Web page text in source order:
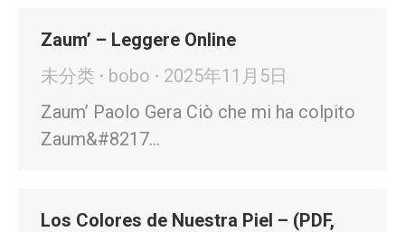
Zaum’ – Leggere Online
未分类
bobo
2025年11月5日
Zaum’ Paolo Gera Ciò che mi ha colpito
Zaum&#8217…
Los Colores de Nuestra Piel – (PDF,